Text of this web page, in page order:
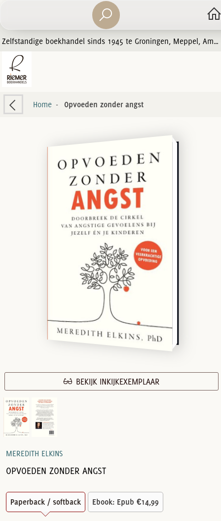
Zelfstandige boekhandel sinds 1945 te Groningen, Meppel, Amersfoort en Zwolle
Home- Opvoeden zonder angst
BEKIJK INKIJKEXEMPLAAR
MEREDITH ELKINS
OPVOEDEN ZONDER ANGST
Paperback / softback Ebook: Epub €14,99